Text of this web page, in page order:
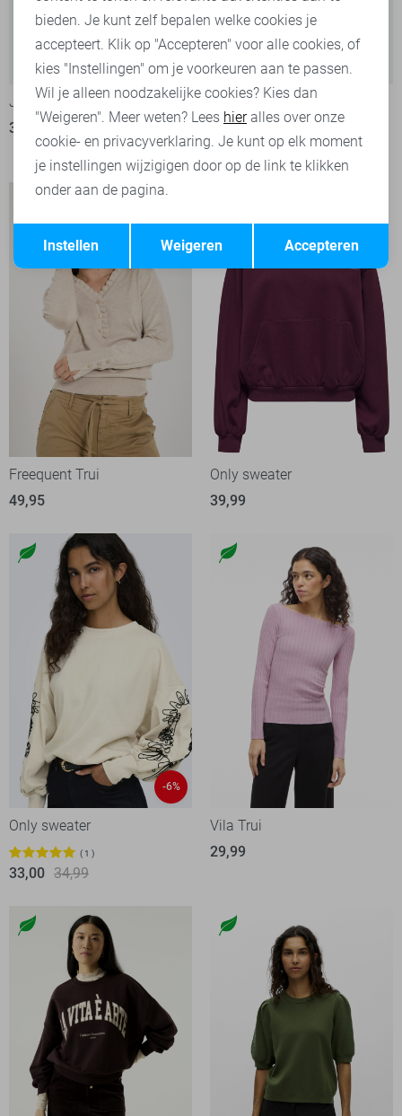
Jacqueline de Yong sweater
34,99
Only sweater
29,99
Freequent Trui
49,95
Only sweater
39,99
-6%
Only sweater
1
33,00 34,99
Vila Trui
29,99
Terug Opslaan
bieden. Je kunt zelf bepalen welke cookies je
accepteert. Klik op "Accepteren" voor alle cookies, of
kies "Instellingen" om je voorkeuren aan te passen.
Wil je alleen noodzakelijke cookies? Kies dan
"Weigeren". Meer weten? Lees hieralles over onze
cookie- en privacyverklaring. Je kunt op elk moment
je instellingen wijzigigen door op de link te klikken
onder aan de pagina.
Accepteren
Weigeren
Instellen